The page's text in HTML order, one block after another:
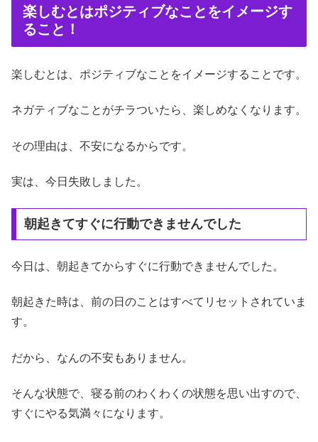
楽しむとはポジティブなことをイメージす
ること！
楽しむとは、ポジティブなことをイメージすることです。
ネガティブなことがチラついたら、楽しめなくなります。
その理由は、不安になるからです。
実は、今日失敗しました。
朝起きてすぐに行動できませんでした
今日は、朝起きてからすぐに行動できませんでした。
朝起きた時は、前の日のことはすべてリセットされていま
す。
だから、なんの不安もありません。
そんな状態で、寝る前のわくわくの状態を思い出すので、
すぐにやる気満々になります。